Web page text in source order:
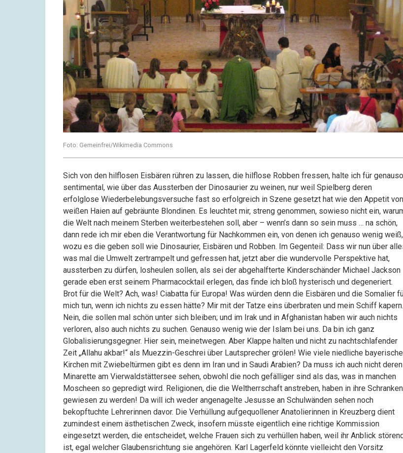
Foto: Gemeinfrei/Wikimedia Commons
Sich von den hilflosen Eisbären rühren zu lassen, die hilflose Robben fressen, halte ich für genauso
sentimental, wie über das Aussterben der Dinosaurier zu weinen, nur weil Spielberg deren
erfolglose Wiederbelebungsversuche fast so erfolgreich in Szene gesetzt hat wie den Appetit von
weißen Haien auf gebräunte Blondinen. Es leuchtet mir, streng genommen, sowieso nicht ein,
die Welt nach meinem Sterben weiterbestehen soll, aber – wenn’s dann so sein muss … na schön,
dann rede ich mir eben die Verantwortung für Nachkommen ein, von denen ich genauso wenig weiß,
wozu es die geben soll wie Dinosaurier, Eisbären und Robben. Im Gegenteil: Dass wir nun über
was mal die Umwelt zertrampelt und gefressen hat, jetzt aber die wundervolle Perspektive hat,
aussterben zu dürfen, losheulen sollen, als sei der abgehalfterte Kinderschänder Michael Jackson
gerade eben erst seinem Pharmacocktail erlegen, das finde ich bloß hysterisch und degeneriert.
Brot für die Welt? Ach, was! Ciabatta für Europa! Was würden denn die Eisbären und die Somalier
mich tun, wenn ich nichts zu essen hätte? Mir mit der Tatze eins überbraten und mein Schiff kapern.
Nein, die sollen mal schön unter sich bleiben; und im Irak und in Afghanistan haben wir auch nichts
verloren, also auch nichts zu suchen. Genauso wenig wie der Islam bei uns. Da bin ich ganz
Globalisierungsgegner. Hier sein, meinetwegen. Aber Klappe halten und nicht zu nachtschlafender
Zeit „Allahu akbar!“ als Muezzin-Geschrei über Lautsprecher grölen! Wie viele niedliche bayerische
Kirchen mit Zwiebeltürmen gibt es denn im Iran und in Saudi Arabien? Da muss ich auch nicht deren
Minarette am Vierwaldstättersee sehen, obwohl die noch gefälliger sind als das, was in manchen
Moscheen so gepredigt wird. Religionen, die die Weltherrschaft anstreben, haben in ihre Schranken
gewiesen zu werden! Da will ich weder angenagelte Jesusse an Schulwänden sehen noch
bekopftuchte Lehrerinnen davor. Die Verhüllung aufgequollener Anatolierinnen in Kreuzberg dient
zumindest einem ästhetischen Zweck, insofern müsste eigentlich eine richtige Kommission
eingesetzt werden, die entscheidet, welche Frauen sich zu verhüllen haben, weil ihr Anblick
ist, egal welcher Glaubensrichtung sie angehören. Karl Lagerfeld könnte vielleicht den Vorsitz